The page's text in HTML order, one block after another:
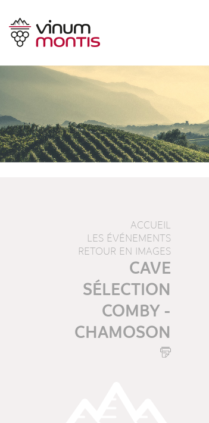
ACCUEIL
LES ÉVÉNEMENTS
RETOUR EN IMAGES
CAVE
SÉLECTION
COMBY -
CHAMOSON